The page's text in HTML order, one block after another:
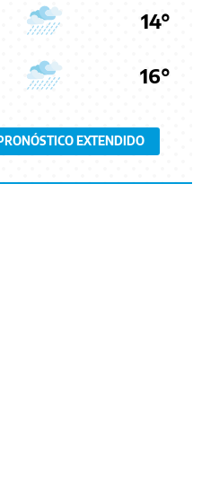
14°
16°
EXTENDIDO